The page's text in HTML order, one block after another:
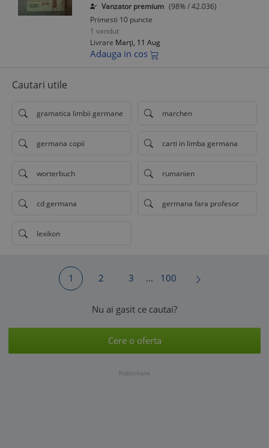
Vanzator premium (98% / 42.036)
Primesti 10 puncte
1 vandut
Livrare Marți, 11 Aug
Adauga in cos
Cautari utile
gramatica limbii germane marchen
germana copii carti in limba germana
worterbuch rumanien
cd germana germana fara profesor
lexikon
1 2 3 ... 100
Nu ai gasit ce cautai?
Cere o oferta
Publicitate